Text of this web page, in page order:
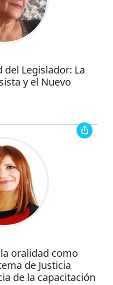
del Legislador: La
y el Nuevo
oralidad como
de Justicia
de la capacitación